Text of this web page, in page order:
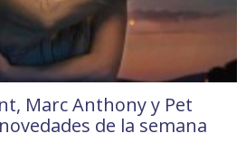
Marc Anthony y Pet
de la semana